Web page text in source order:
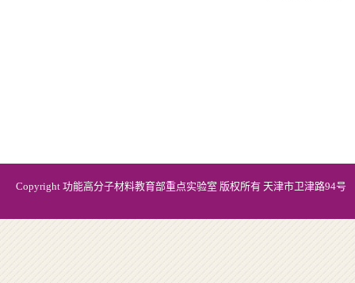
Copyright 功能高分子材料教育部重点实验室 版权所有 天津市卫津路94号